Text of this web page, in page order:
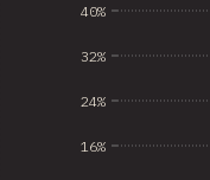
16%
24%
32%
40%